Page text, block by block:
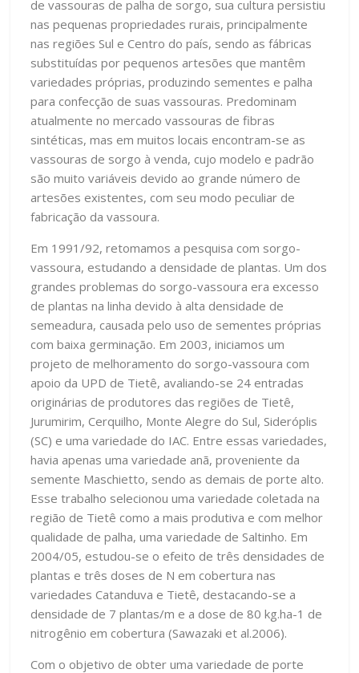
de vassouras de palha de sorgo, sua cultura persistiu
nas pequenas propriedades rurais, principalmente
nas regiões Sul e Centro do país, sendo as fábricas
substituídas por pequenos artesões que mantêm
variedades próprias, produzindo sementes e palha
para confecção de suas vassouras. Predominam
atualmente no mercado vassouras de fibras
sintéticas, mas em muitos locais encontram-se as
vassouras de sorgo à venda, cujo modelo e padrão
são muito variáveis devido ao grande número de
artesões existentes, com seu modo peculiar de
fabricação da vassoura.
Em 1991/92, retomamos a pesquisa com sorgo-
vassoura, estudando a densidade de plantas. Um dos
grandes problemas do sorgo-vassoura era excesso
de plantas na linha devido à alta densidade de
semeadura, causada pelo uso de sementes próprias
com baixa germinação. Em 2003, iniciamos um
projeto de melhoramento do sorgo-vassoura com
apoio da UPD de Tietê, avaliando-se 24 entradas
originárias de produtores das regiões de Tietê,
Jurumirim, Cerquilho, Monte Alegre do Sul, Sideróplis
(SC) e uma variedade do IAC. Entre essas variedades,
havia apenas uma variedade anã, proveniente da
semente Maschietto, sendo as demais de porte alto.
Esse trabalho selecionou uma variedade coletada na
região de Tietê como a mais produtiva e com melhor
qualidade de palha, uma variedade de Saltinho. Em
2004/05, estudou-se o efeito de três densidades de
plantas e três doses de N em cobertura nas
variedades Catanduva e Tietê, destacando-se a
densidade de 7 plantas/m e a dose de 80 kg.ha-1 de
nitrogênio em cobertura (Sawazaki et al.2006).
Com o objetivo de obter uma variedade de porte